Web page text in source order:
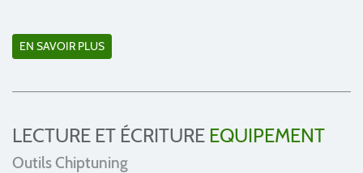
EN SAVOIR PLUS
LECTURE ET ÉCRITURE EQUIPEMENT
Outils Chiptuning